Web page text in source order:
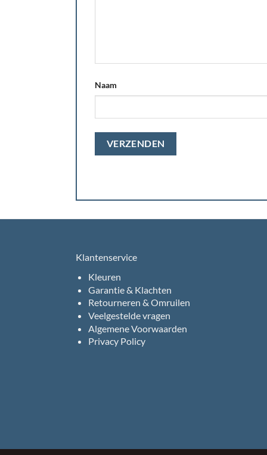
Naam
Klantenservice
Kleuren
Garantie & Klachten
Retourneren & Omruilen
Veelgestelde vragen
Algemene Voorwaarden
Privacy Policy